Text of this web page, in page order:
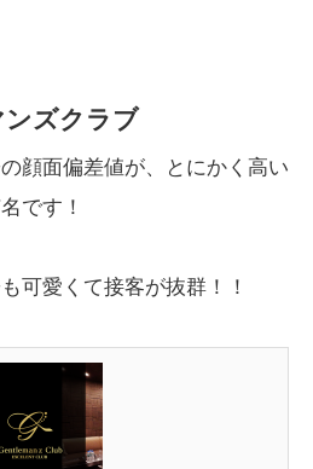
ズクラブ
顔面偏差値が、とにかく高い
です！
可愛くて接客が抜群！！